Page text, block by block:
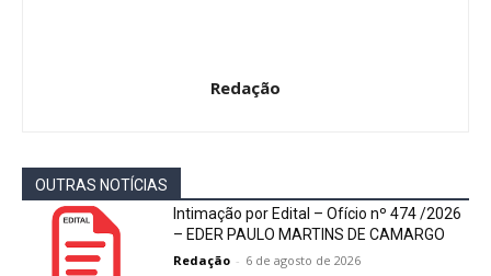
Redação
OUTRAS NOTÍCIAS
Intimação por Edital – Ofício nº 474 /2026
– EDER PAULO MARTINS DE CAMARGO
Redação - 6 de agosto de 2026